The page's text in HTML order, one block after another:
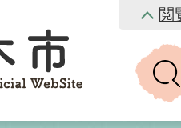
閲